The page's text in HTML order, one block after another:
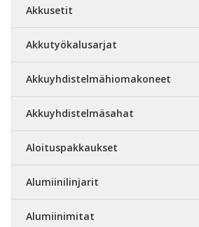
Akkusetit
Akkutyökalusarjat
Akkuyhdistelmähiomakoneet
Akkuyhdistelmäsahat
Aloituspakkaukset
Alumiinilinjarit
Alumiinimitat